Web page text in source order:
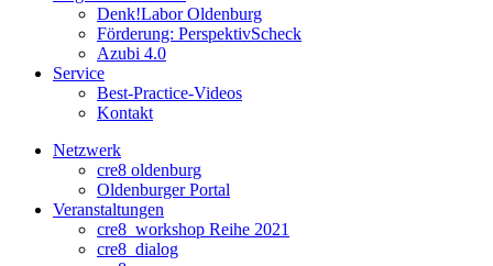
Denk!Labor Oldenburg
Förderung: PerspektivScheck
Azubi 4.0
Service
Best-Practice-Videos
Kontakt
Netzwerk
cre8 oldenburg
Oldenburger Portal
Veranstaltungen
cre8_workshop Reihe 2021
cre8_dialog